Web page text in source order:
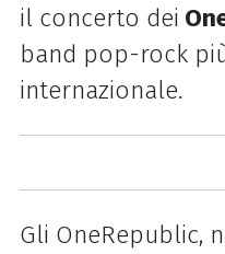
il concerto dei
band pop-rock
internazionale.
Gli OneRepublic,